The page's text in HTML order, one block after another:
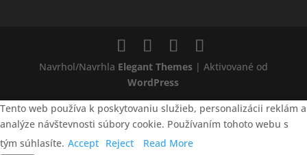
Navrhol/Navrhla Elegant Themes| Aktivované od
WordPress
Tento web používa k poskytovaniu služieb, personalizácii reklám a
analýze návštevnosti súbory cookie. Používaním tohoto webu s
tým súhlasíte. Accept Reject Read More